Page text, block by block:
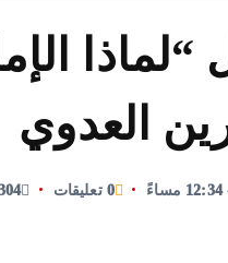
العدوي
0 تعليقات 304